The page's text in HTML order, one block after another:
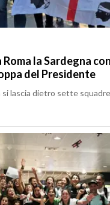
la Sardegna
del Presidente
si lascia dietro sette squadre